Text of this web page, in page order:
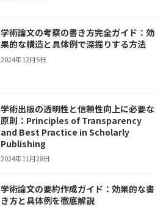
学術論文の考察の書き方完全ガイド：効
果的な構造と具体例で深掘りする方法
2024年12月5日
学術出版の透明性と信頼性向上に必要な
原則：Principles of Transparency
and Best Practice in Scholarly
Publishing
2024年11月28日
学術論文の要約作成ガイド：効果的な書
き方と具体例を徹底解説